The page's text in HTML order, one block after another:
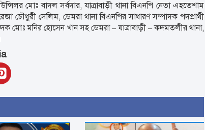
মোঃ বাদল সর্বদার, যাত্রাবাড়ী থানা বিএনপি নেতা এহতেশাম
চৌধুরী সেলিম, ডেমরা থানা বিএনপির সাধারণ সম্পাদক পদপ্রার্থী
মোঃ মনির হোসেন খান সহ ডেমরা – যাত্রাবাড়ী – কদমতলীর থানা,